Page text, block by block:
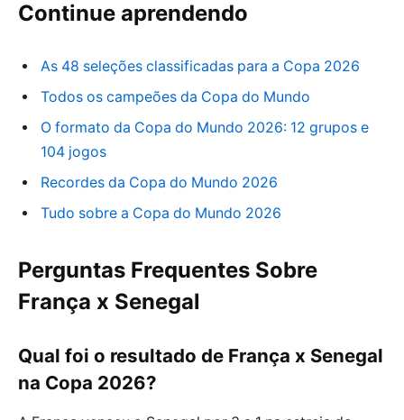
Continue aprendendo
As 48 seleções classificadas para a Copa 2026
Todos os campeões da Copa do Mundo
O formato da Copa do Mundo 2026: 12 grupos e
104 jogos
Recordes da Copa do Mundo 2026
Tudo sobre a Copa do Mundo 2026
Perguntas Frequentes Sobre
França x Senegal
Qual foi o resultado de França x Senegal
na Copa 2026?